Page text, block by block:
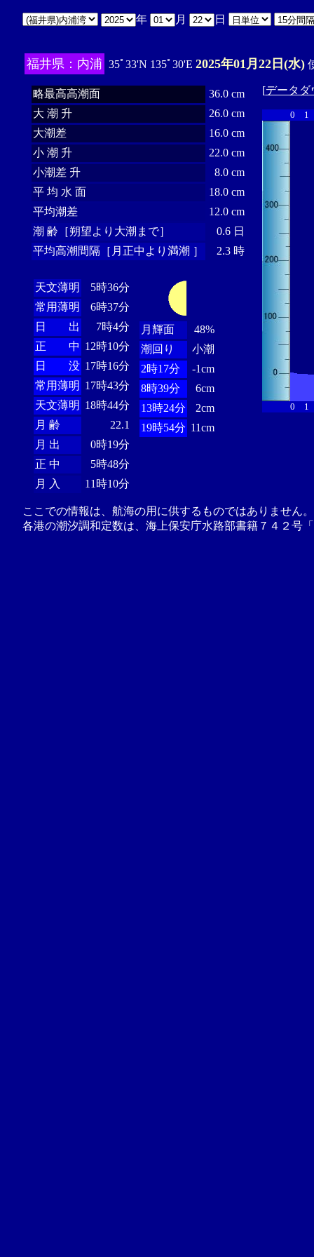
年 月 日
福井県：内浦 35ﾟ33'N 135ﾟ30'E 2025年01月22日(水)
略最高高潮面
36.0 cm
大 潮 升
26.0 cm
大潮差
16.0 cm
小 潮 升
22.0 cm
小潮差 升
8.0 cm
平 均 水 面
18.0 cm
平均潮差
12.0 cm
潮 齢［朔望より大潮まで］
0.6 日
平均高潮間隔［月正中より満潮 ］
2.3 時
天文薄明
5時36分
常用薄明
6時37分
日 出
7時4分
正 中 12時10分
日 没 17時16分
常用薄明 17時43分
天文薄明 18時44分
月 齢
22.1
月 出
0時19分
正 中
5時48分
月 入
11時10分
月輝面
48%
潮回り
小潮
2時17分
-1cm
8時39分
6cm
13時24分
2cm
19時54分 11cm
[データダ
0 1
0 1
ここでの情報は、航海の用に供するものではありません
各港の潮汐調和定数は、海上保安庁水路部書籍７４２号